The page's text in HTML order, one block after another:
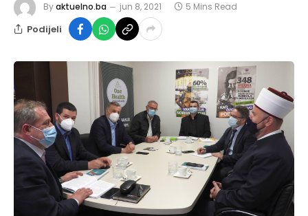
Byaktuelno.ba jun 8, 2021 5 Mins Read
Podijeli